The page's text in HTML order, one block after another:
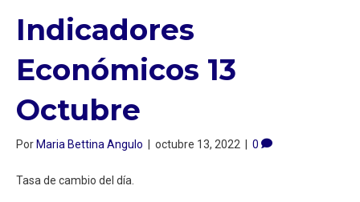
Indicadores
Económicos 13
Octubre
Por Maria Bettina Angulo octubre 13, 2022 0
Tasa de cambio del día.